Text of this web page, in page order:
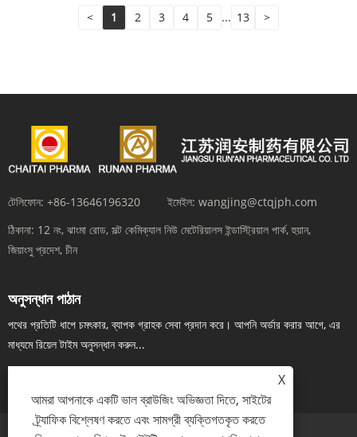
< 1 2 3 4 5 ... 13 >
টেলিফোন: +86-13646196320 ইমেইল: wangjing@ctqjph.com
ঠিকানা: 12 নং, ঝাংমা রোড, সল্ট কেমিক্যাল নিউ মেটেরিয়ালস ইন্ডাস্ট্রিয়াল পার্ক, হুয়ান,
জিয়াংসু প্রদেশ, চীন
অনুসন্ধান পাঠান
পথের প্রতিটি ধাপে চমৎকার, ব্যাপক গ্রাহক সেবা প্রদান করে। আপনি অর্ডার করার আগে, এর
মাধ্যমে রিয়েল টাইম অনুসন্ধান করুন...
X
আমরা আপনাকে একটি ভাল ব্রাউজিং অভিজ্ঞতা দিতে, সাইটের
ট্র্যাফিক বিশ্লেষণ করতে এবং সামগ্রী ব্যক্তিগতকৃত করতে